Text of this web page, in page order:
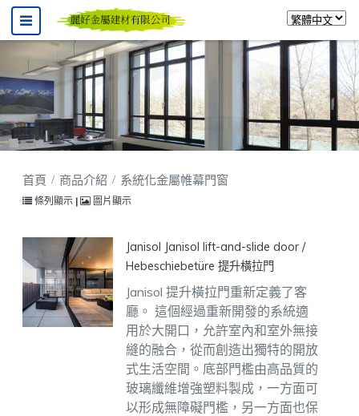
首頁 商品介紹 系統化金屬帷幕門窗
條列顯示 | 圖片顯示
Janisol Janisol lift-and-slide door /
Hebeschiebetüre 提升橫拉門
Janisol 提升橫拉門重新定義了客
廳。 這個經過重新開發的系統適
用於大開口，允許室內和室外無接
縫的融合，從而創造出獨特的開放
式生活空間。底部門檻由高品質的
玻璃纖維增強塑料製成，一方面可
以形成無障礙門檻，另一方面也保